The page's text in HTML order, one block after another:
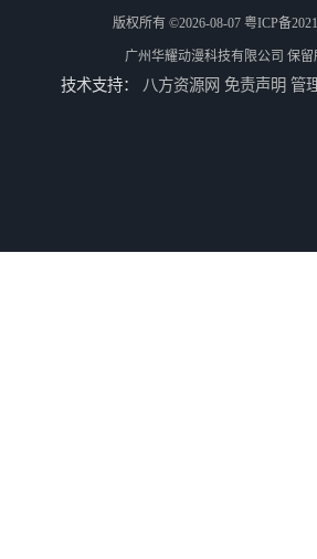
版权所有 ©2026-08-07 粤ICP备
广州华耀动漫科技有限公司 保留
技术支持： 八方资源网 免责声明 管